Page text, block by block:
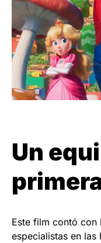
Un
Este film contó
especialistas en las